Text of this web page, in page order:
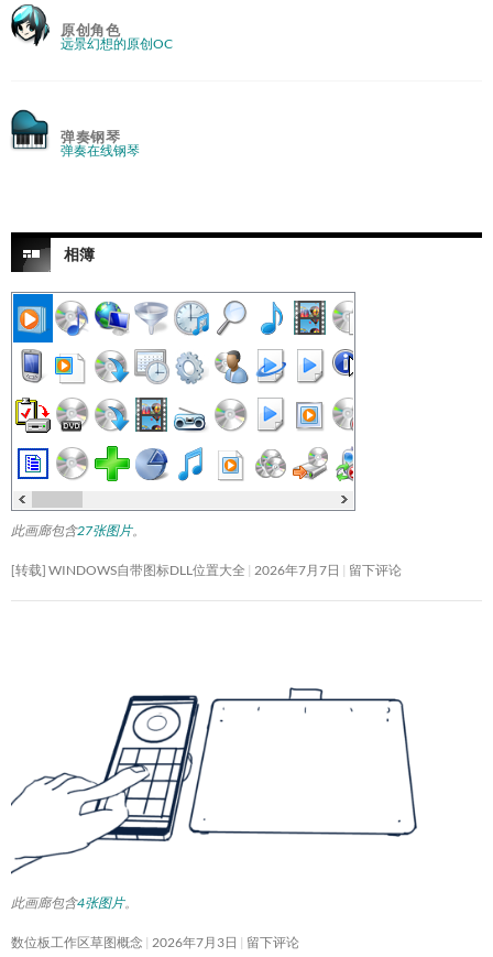
原创角色
远景幻想的原创OC
弹奏钢琴
弹奏在线钢琴
相簿
此画廊包含27张图片。
[转载] WINDOWS自带图标DLL位置大全 2026年7月7日 留下评论
此画廊包含4张图片。
数位板工作区草图概念 2026年7月3日 留下评论